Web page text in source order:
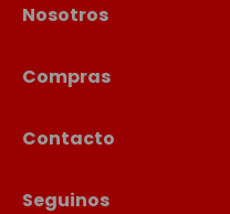
Nosotros
Compras
Contacto
Seguinos